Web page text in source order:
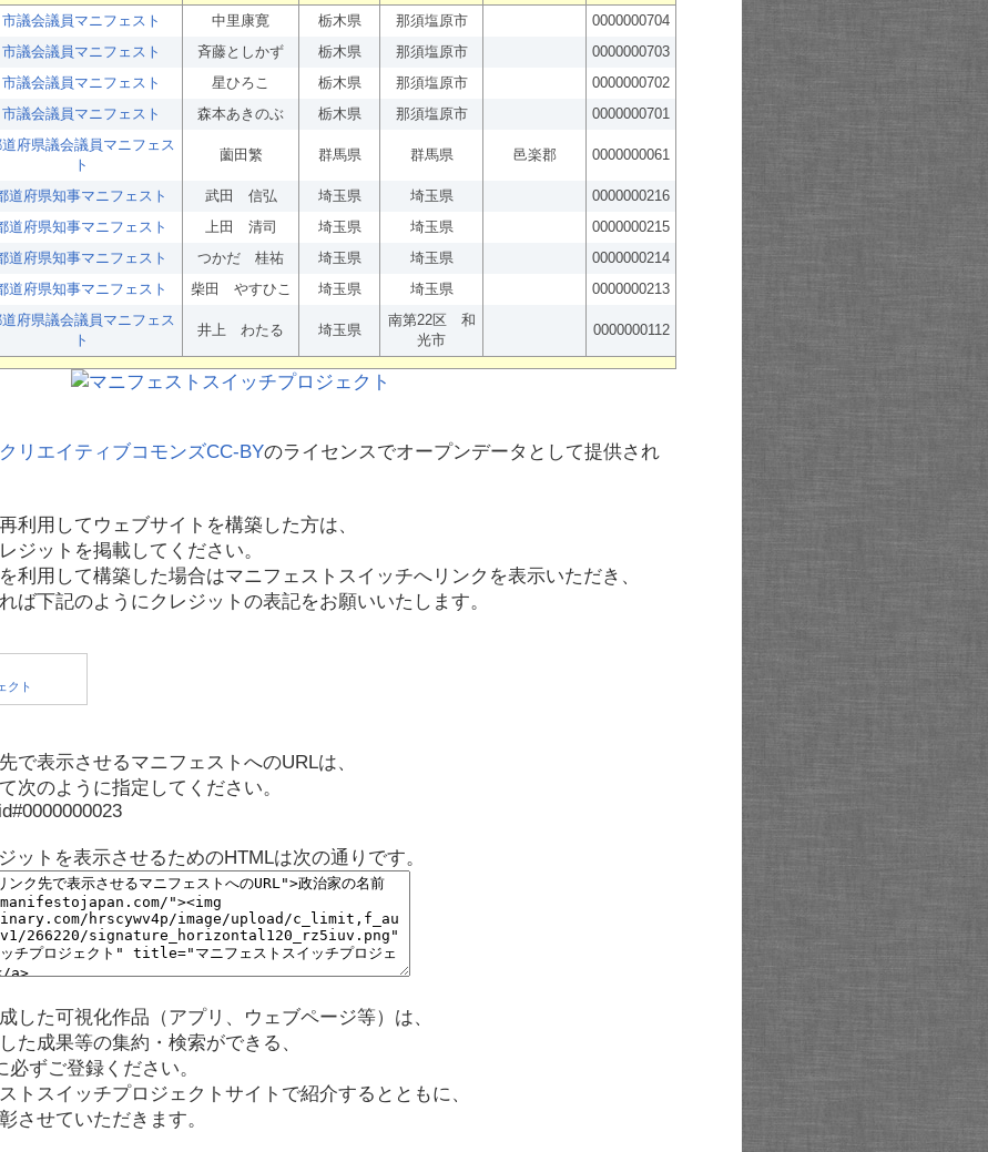
市議会議員マニフェスト 中里康寛 栃木県 那須塩原市
0000000704
市議会議員マニフェスト 斉藤としかず 栃木県 那須塩原市
0000000703
市議会議員マニフェスト 星ひろこ 栃木県 那須塩原市
0000000702
市議会議員マニフェスト 森本あきのぶ 栃木県 那須塩原市 0000000701
府県議会議員マニフェス
ト
薗田繁 群馬県 群馬県 邑楽郡 0000000061
道府県知事マニフェスト 武田 信弘 埼玉県 埼玉県
0000000216
道府県知事マニフェスト 上田 清司 埼玉県 埼玉県
0000000215
道府県知事マニフェスト つかだ 桂祐 埼玉県 埼玉県
0000000214
道府県知事マニフェスト 柴田 やすひこ 埼玉県 埼玉県 0000000213
府県議会議員マニフェス
ト
井上 わたる 埼玉県
南第22区 和
光市
0000000112
クリエイティブコモンズCC-BYのライセンスでオープンデータとして提供され
利用してウェブサイトを構築した方は、
ジットを掲載してください。
利用して構築した場合はマニフェストスイッチへリンクを表示いただき、
ば下記のようにクレジットの表記をお願いいたします。
で表示させるマニフェストへのURLは、
次のように指定してください。
ットを表示させるためのHTMLは次の通りです。
した可視化作品（アプリ、ウェブページ等）は、
た成果等の集約・検索ができる、
必ずご登録ください。
トスイッチプロジェクトサイトで紹介するとともに、
させていただきます。